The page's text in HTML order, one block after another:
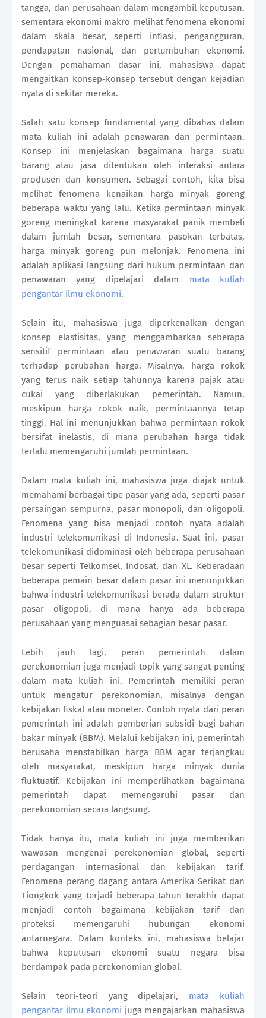
tangga, dan perusahaan dalam mengambil keputusan,
sementara ekonomi makro melihat fenomena ekonomi
dalam skala besar, seperti inflasi, pengangguran,
pendapatan nasional, dan pertumbuhan ekonomi.
Dengan pemahaman dasar ini, mahasiswa dapat
mengaitkan konsep-konsep tersebut dengan kejadian
nyata di sekitar mereka.
Salah satu konsep fundamental yang dibahas dalam
mata kuliah ini adalah penawaran dan permintaan.
Konsep ini menjelaskan bagaimana harga suatu
barang atau jasa ditentukan oleh interaksi antara
produsen dan konsumen. Sebagai contoh, kita bisa
melihat fenomena kenaikan harga minyak goreng
beberapa waktu yang lalu. Ketika permintaan minyak
goreng meningkat karena masyarakat panik membeli
dalam jumlah besar, sementara pasokan terbatas,
harga minyak goreng pun melonjak. Fenomena ini
adalah aplikasi langsung dari hukum permintaan dan
penawaran yang dipelajari dalam mata kuliah
pengantar ilmu ekonomi.
Selain itu, mahasiswa juga diperkenalkan dengan
konsep elastisitas, yang menggambarkan seberapa
sensitif permintaan atau penawaran suatu barang
terhadap perubahan harga. Misalnya, harga rokok
yang terus naik setiap tahunnya karena pajak atau
cukai yang diberlakukan pemerintah. Namun,
meskipun harga rokok naik, permintaannya tetap
tinggi. Hal ini menunjukkan bahwa permintaan rokok
bersifat inelastis, di mana perubahan harga tidak
terlalu memengaruhi jumlah permintaan.
Dalam mata kuliah ini, mahasiswa juga diajak untuk
memahami berbagai tipe pasar yang ada, seperti pasar
persaingan sempurna, pasar monopoli, dan oligopoli.
Fenomena yang bisa menjadi contoh nyata adalah
industri telekomunikasi di Indonesia. Saat ini, pasar
telekomunikasi didominasi oleh beberapa perusahaan
besar seperti Telkomsel, Indosat, dan XL. Keberadaan
beberapa pemain besar dalam pasar ini menunjukkan
bahwa industri telekomunikasi berada dalam struktur
pasar oligopoli, di mana hanya ada beberapa
perusahaan yang menguasai sebagian besar pasar.
Lebih jauh lagi, peran pemerintah dalam
perekonomian juga menjadi topik yang sangat penting
dalam mata kuliah ini. Pemerintah memiliki peran
untuk mengatur perekonomian, misalnya dengan
kebijakan fiskal atau moneter. Contoh nyata dari peran
pemerintah ini adalah pemberian subsidi bagi bahan
bakar minyak (BBM). Melalui kebijakan ini, pemerintah
berusaha menstabilkan harga BBM agar terjangkau
oleh masyarakat, meskipun harga minyak dunia
fluktuatif. Kebijakan ini memperlihatkan bagaimana
pemerintah dapat memengaruhi pasar dan
perekonomian secara langsung.
Tidak hanya itu, mata kuliah ini juga memberikan
wawasan mengenai perekonomian global, seperti
perdagangan internasional dan kebijakan tarif.
Fenomena perang dagang antara Amerika Serikat dan
Tiongkok yang terjadi beberapa tahun terakhir dapat
menjadi contoh bagaimana kebijakan tarif dan
proteksi memengaruhi hubungan ekonomi
antarnegara. Dalam konteks ini, mahasiswa belajar
bahwa keputusan ekonomi suatu negara bisa
berdampak pada perekonomian global.
Selain teori-teori yang dipelajari, mata kuliah
pengantar ilmu ekonomi juga mengajarkan mahasiswa